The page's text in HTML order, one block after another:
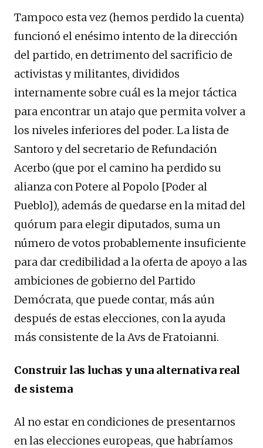
Tampoco esta vez (hemos perdido la cuenta)
funcionó el enésimo intento de la dirección
del partido, en detrimento del sacrificio de
activistas y militantes, divididos
internamente sobre cuál es la mejor táctica
para encontrar un atajo que permita volver a
los niveles inferiores del poder. La lista de
Santoro y del secretario de Refundación
Acerbo (que por el camino ha perdido su
alianza con Potere al Popolo [Poder al
Pueblo]), además de quedarse en la mitad del
quórum para elegir diputados, suma un
número de votos probablemente insuficiente
para dar credibilidad a la oferta de apoyo a las
ambiciones de gobierno del Partido
Demócrata, que puede contar, más aún
después de estas elecciones, con la ayuda
más consistente de la Avs de Fratoianni.
Construir las luchas y una alternativa real
de sistema
Al no estar en condiciones de presentarnos
en las elecciones europeas, que habríamos